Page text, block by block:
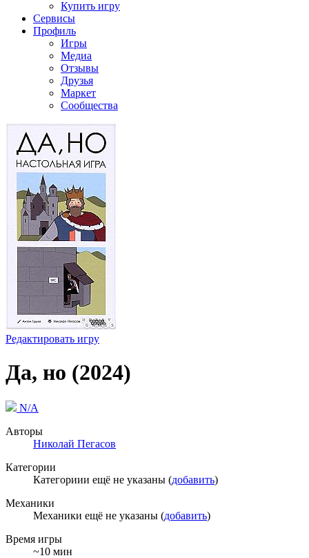
Купить игру
Сервисы
Профиль
Игры
Медиа
Отзывы
Друзья
Маркет
Сообщества
Редактировать игру
Да, но (2024)
N/A
Авторы
Николай Пегасов
Категории
Категориии ещё не указаны (добавить)
Механики
Механики ещё не указаны (добавить)
Время игры
~10 мин